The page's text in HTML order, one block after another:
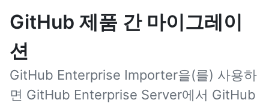
GitHub 제품 간 마이그레이
션
GitHub Enterprise Importer을(를) 사용하
면 GitHub Enterprise Server에서 GitHub